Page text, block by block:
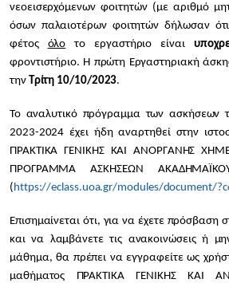
νεοεισερχόμενων φοιτητών (με αριθμό
όσων παλαιοτέρων φοιτητών δήλωσαν
φέτος όλο το εργαστήριο είναι
φροντιστήριο. Η πρώτη Εργαστηριακή
την
Τρίτη 10/10/2023.
Το αναλυτικό πρόγραμμα των ασκήσεων
2023-2024 έχει ήδη αναρτηθεί στην
ΠΡΑΚΤΙΚΑ ΓΕΝΙΚΗΣ ΚΑΙ ΑΝΟΡΓΑΝΗΣ
ΠΡΟΓΡΑΜΜΑ ΑΣΚΗΣΕΩΝ
( https://eclass.uoa.gr/modules/document/
Επισημαίνεται ότι, για να έχετε πρόσβαση
και να λαμβάνετε τις ανακοινώσεις ή
μάθημα, θα πρέπει να εγγραφείτε ως
μαθήματος ΠΡΑΚΤΙΚΑ ΓΕΝΙΚΗΣ ΚΑΙ